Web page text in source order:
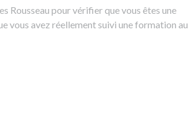
Rousseau pour vérifier que vous êtes une
vous avez réellement suivi une formation au